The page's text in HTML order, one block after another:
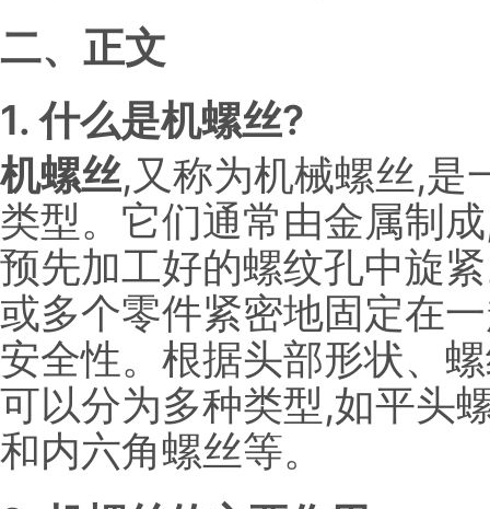
二、正文
1. 什么是机螺丝?
机螺丝,又称为机械螺丝,是
类型。它们通常由金属制
预先加工好的螺纹孔中旋
或多个零件紧密地固定在
安全性。根据头部形状、
可以分为多种类型,如平头
和内六角螺丝等。